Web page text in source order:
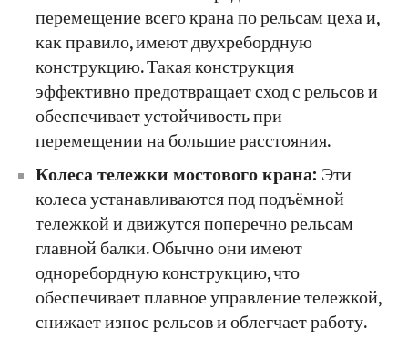
перемещение всего крана по рельсам цеха и,
как правило, имеют двухребордную
конструкцию. Такая конструкция
эффективно предотвращает сход с рельсов и
обеспечивает устойчивость при
перемещении на большие расстояния.
Колеса тележки мостового крана: Эти
колеса устанавливаются под подъёмной
тележкой и движутся поперечно рельсам
главной балки. Обычно они имеют
одноребордную конструкцию, что
обеспечивает плавное управление тележкой,
снижает износ рельсов и облегчает работу.